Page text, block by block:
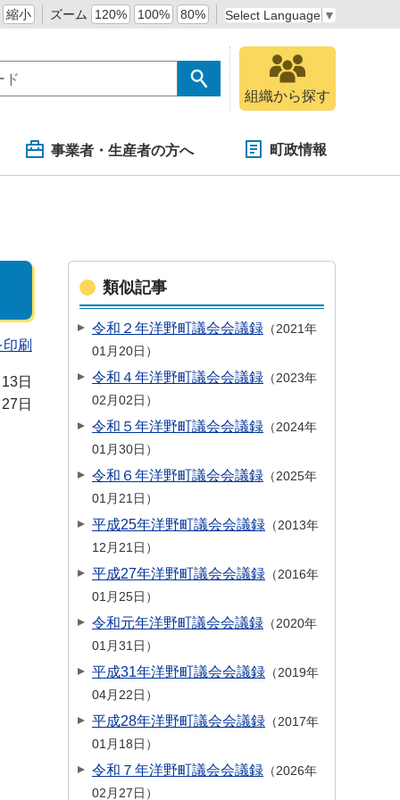
縮小 ズーム 120% 100% 80% Select Language ▼
組織から探す
事業者・生産者の方へ 町政情報
刷
日
日
類似記事
令和２年洋野町議会会議録
2021年
01月20日
令和４年洋野町議会会議録
2023年
02月02日
令和５年洋野町議会会議録
2024年
01月30日
令和６年洋野町議会会議録
2025年
01月21日
平成25年洋野町議会会議録
2013年
12月21日
平成27年洋野町議会会議録
2016年
01月25日
令和元年洋野町議会会議録
2020年
01月31日
平成31年洋野町議会会議録
2019年
04月22日
平成28年洋野町議会会議録
2017年
01月18日
令和７年洋野町議会会議録
2026年
02月27日